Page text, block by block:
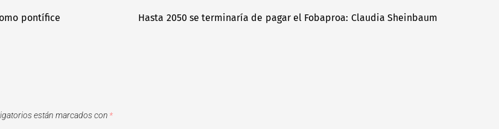
pontífice Hasta 2050 se terminaría de pagar el Fobaproa: Claudia Sheinbaum
están marcados con *